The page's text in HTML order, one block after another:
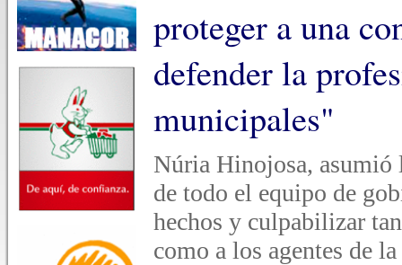
proteger a una
defender la
municipales"
Núria Hinojosa, asumió
de todo el equipo de
hechos y culpabilizar
como a los agentes de